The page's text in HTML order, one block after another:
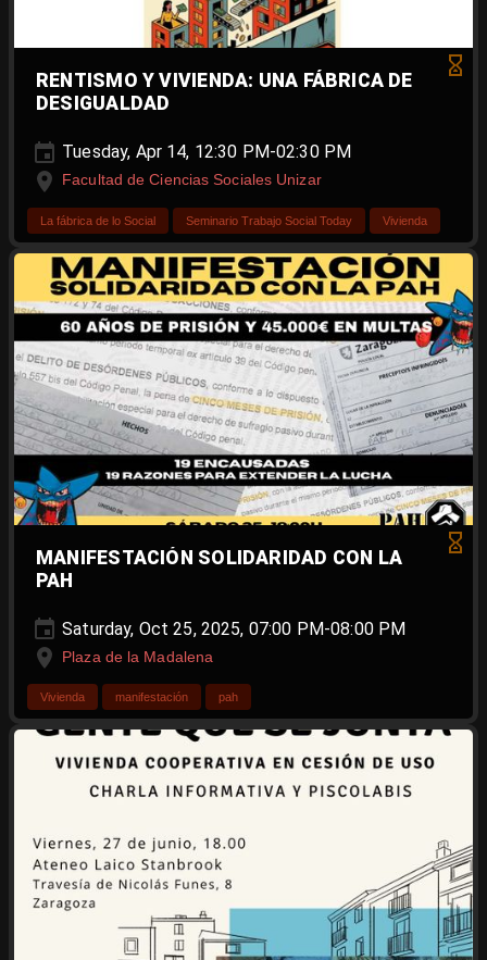
RENTISMO Y VIVIENDA: UNA FÁBRICA DE
DESIGUALDAD
Tuesday, Apr 14, 12:30 PM-02:30 PM
Facultad de Ciencias Sociales Unizar
La fábrica de lo Social Seminario Trabajo Social Today Vivienda
MANIFESTACIÓN SOLIDARIDAD CON LA
PAH
Saturday, Oct 25, 2025, 07:00 PM-08:00 PM
Plaza de la Madalena
Vivienda manifestación pah